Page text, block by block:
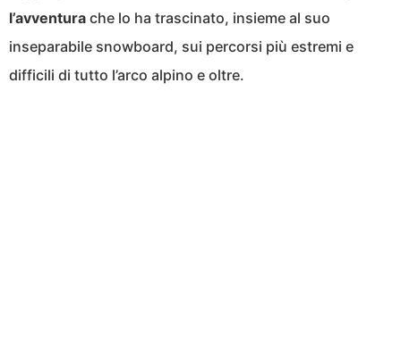
l’avventura che lo ha trascinato, insieme al suo
inseparabile snowboard, sui percorsi più estremi e
difficili di tutto l’arco alpino e oltre.